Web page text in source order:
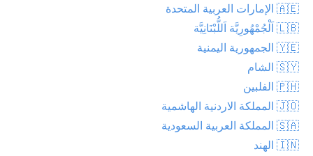
🇦🇪 الإمارات العربية المتحدة
🇱🇧 اَلْجُمْهُورِيَّة اَللُّبْنَانِيَّة
🇾🇪 الجمهورية اليمنية
🇸🇾 الشام
🇵🇭 الفلبين
🇯🇴 المملكة الاردنية الهاشمية
🇸🇦 المملكة العربية السعودية
🇮🇳 الهند